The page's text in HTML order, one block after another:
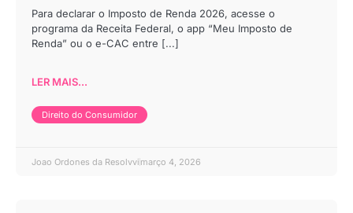
Para declarar o Imposto de Renda 2026, acesse o
programa da Receita Federal, o app “Meu Imposto de
Renda” ou o e-CAC entre [...]
LER MAIS...
Direito do Consumidor
Joao Ordones da Resolvvi março 4, 2026